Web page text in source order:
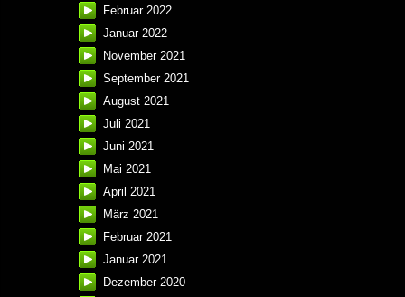
Februar 2022
Januar 2022
November 2021
September 2021
August 2021
Juli 2021
Juni 2021
Mai 2021
April 2021
März 2021
Februar 2021
Januar 2021
Dezember 2020